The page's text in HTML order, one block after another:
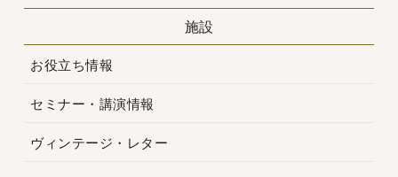
施設
お役立ち情報
セミナー・講演情報
ヴィンテージ・レター